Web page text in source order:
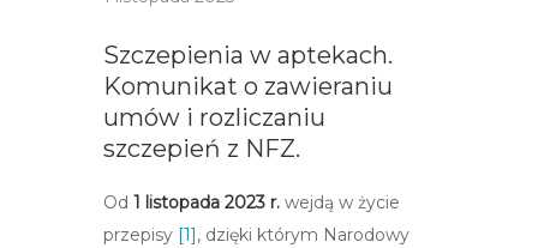
Szczepienia w aptekach.
Komunikat o zawieraniu
umów i rozliczaniu
szczepień z NFZ.
Od 1 listopada 2023 r. wejdą w życie
przepisy [1] , dzięki którym Narodowy